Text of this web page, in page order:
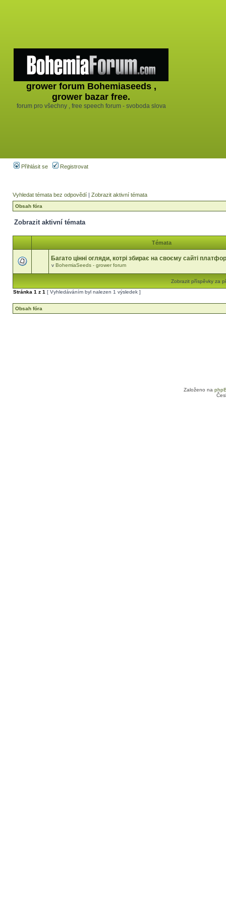
grower forum Bohemiaseeds ,
grower bazar free.
forum pro všechny , free speech forum - svoboda slova
Přihlásit se Registrovat
Vyhledat témata bez odpovědí | Zobrazit aktivní témata
Obsah fóra
Zobrazit aktivní témata
Témata
Багато цінні огляди, котрі збирає на своєму сайті
v BohemiaSeeds - grower forum
Zobrazit příspěvky za
Stránka 1 z 1 [ Vyhledáváním byl nalezen 1 výsledek ]
Obsah fóra
Založeno na